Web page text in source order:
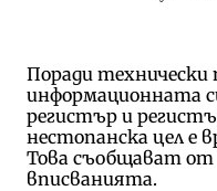
Поради
информационната
регистър и
нестопанска цел е
Това съобщават от
вписванията.